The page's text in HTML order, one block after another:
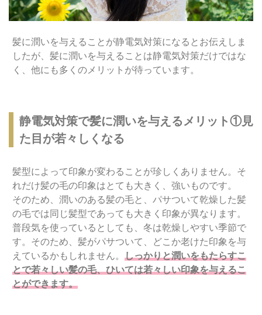
髪に潤いを与えることが静電気対策になるとお伝えしま
したが、髪に潤いを与えることは静電気対策だけではな
く、他にも多くのメリットが待っています。
静電気対策で髪に潤いを与えるメリット①見
た目が若々しくなる
髪型によって印象が変わることが珍しくありません。そ
れだけ髪の毛の印象はとても大きく、強いものです。
そのため、潤いのある髪の毛と、パサついて乾燥した髪
の毛では同じ髪型であっても大きく印象が異なります。
普段気を使っているとしても、冬は乾燥しやすい季節で
す。そのため、髪がパサついて、どこか老けた印象を与
えているかもしれません。 しっかりと潤いをもたらすこ
とで若々しい髪の毛、ひいては若々しい印象を与えるこ
とができます。